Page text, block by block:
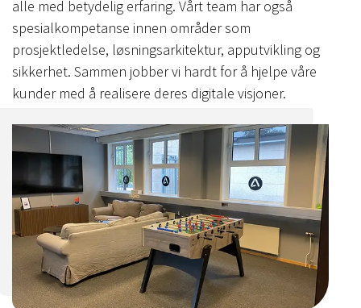
alle med betydelig erfaring. Vårt team har også
spesialkompetanse innen områder som
prosjektledelse, løsningsarkitektur, apputvikling og
sikkerhet. Sammen jobber vi hardt for å hjelpe våre
kunder med å realisere deres digitale visjoner.